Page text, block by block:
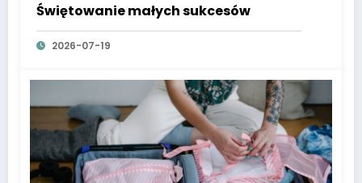
Świętowanie małych sukcesów
2026-07-19